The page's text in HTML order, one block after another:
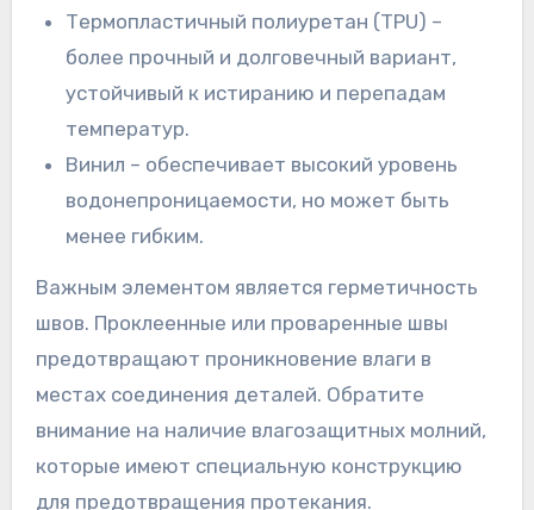
Термопластичный полиуретан (TPU) –
более прочный и долговечный вариант,
устойчивый к истиранию и перепадам
температур.
Винил – обеспечивает высокий уровень
водонепроницаемости, но может быть
менее гибким.
Важным элементом является герметичность
швов. Проклеенные или проваренные швы
предотвращают проникновение влаги в
местах соединения деталей. Обратите
внимание на наличие влагозащитных молний,
которые имеют специальную конструкцию
для предотвращения протекания.